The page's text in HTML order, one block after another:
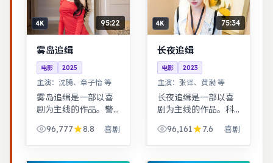
4K 95:22
雾岛追缉
电影 2025
主演： 沈腾、章子怡 等
雾岛追缉是一部以喜
剧为主线的作品。警
突出，节奏紧凑，场
面调度成熟。治愈系
96,777 8.8 喜剧
4K 75:34
长夜追缉
电影 2023
主演： 张译、黄渤 等
长夜追缉是一部以喜
剧为主线的作品。科
记忆，视觉风格鲜
明，节奏张弛有度。
96,161 7.6 喜剧